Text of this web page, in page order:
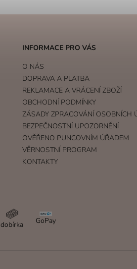
INFORMACE PRO VÁS
O NÁS
DOPRAVA A PLATBA
REKLAMACE A VRÁCENÍ ZBOŽÍ
OBCHODNÍ PODMÍNKY
ZÁSADY ZPRACOVÁNÍ OSOBNÍCH
BEZPEČNOSTNÍ UPOZORNĚNÍ
OVĚŘENO PUNCOVNÍM ÚŘADEM
VĚRNOSTNÍ PROGRAM
KONTAKTY
dobírka GoPay